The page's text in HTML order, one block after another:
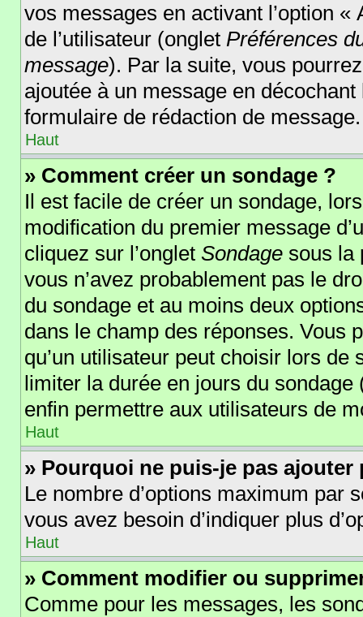
vos messages en activant l’option
de l’utilisateur (onglet Préférences
message). Par la suite, vous
ajoutée à un message en
formulaire de rédaction de message.
Haut
» Comment créer un sondage ?
Il est facile de créer un sondage,
modification du premier message
cliquez sur l’onglet Sondage sous la
vous n’avez probablement pas le
du sondage et au moins deux
dans le champ des réponses. Vous
qu’un utilisateur peut choisir lors de
limiter la durée en jours du
enfin permettre aux utilisateurs de
Haut
» Pourquoi ne puis-je pas
Le nombre d’options maximum par
vous avez besoin d’indiquer plus
Haut
» Comment modifier ou
Comme pour les messages, les